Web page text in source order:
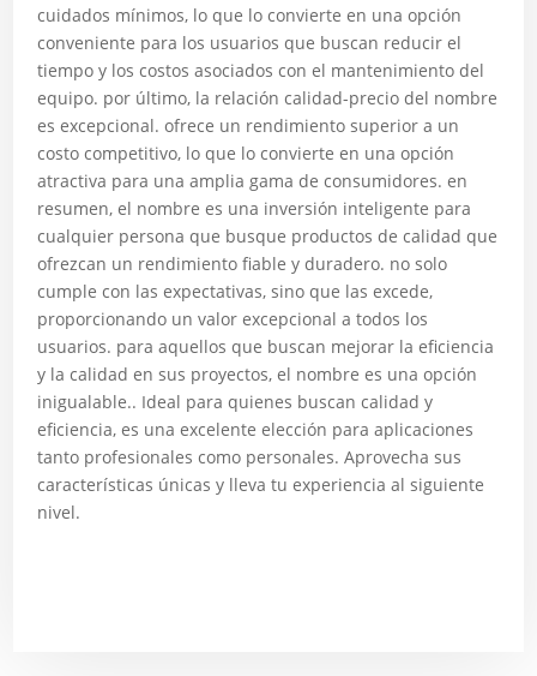
cuidados mínimos, lo que lo convierte en una opción
conveniente para los usuarios que buscan reducir el
tiempo y los costos asociados con el mantenimiento del
equipo. por último, la relación calidad-precio del nombre
es excepcional. ofrece un rendimiento superior a un
costo competitivo, lo que lo convierte en una opción
atractiva para una amplia gama de consumidores. en
resumen, el nombre es una inversión inteligente para
cualquier persona que busque productos de calidad que
ofrezcan un rendimiento fiable y duradero. no solo
cumple con las expectativas, sino que las excede,
proporcionando un valor excepcional a todos los
usuarios. para aquellos que buscan mejorar la eficiencia
y la calidad en sus proyectos, el nombre es una opción
inigualable.. Ideal para quienes buscan calidad y
eficiencia, es una excelente elección para aplicaciones
tanto profesionales como personales. Aprovecha sus
características únicas y lleva tu experiencia al siguiente
nivel.